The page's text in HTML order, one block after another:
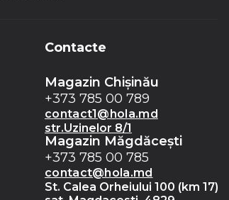
Contacte
Magazin Chișinău
+373 785 00 789
contact1@hola.md
str.Uzinelor 8/1
Magazin Măgdăceşti
+373 785 00 785
contact@hola.md
St. Calea Orheiului 100 (km 17)